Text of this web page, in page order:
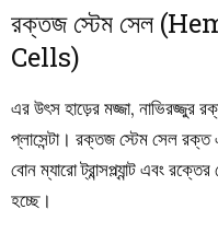
রক্তজ স্টেম সেল
Cells)
এর উৎস হাড়ের মজ্জা,
প্লাসেন্টা। রক্তজ স্টেম সেল
বোন ম্যারো ট্রান্সপ্ল্যান্ট এবং
হচ্ছে।